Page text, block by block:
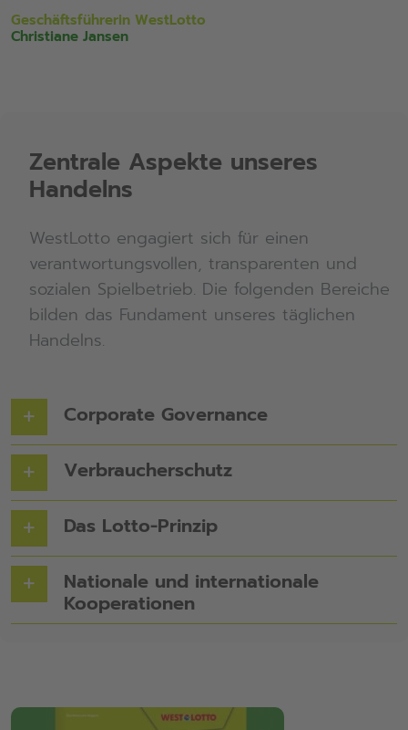
Geschäftsführerin WestLotto
Christiane Jansen
Zentrale Aspekte unseres
Handelns
WestLotto engagiert sich für einen
verantwortungsvollen, transparenten und
sozialen Spielbetrieb. Die folgenden Bereiche
bilden das Fundament unseres täglichen
Handelns.
Corporate Governance
Verbraucherschutz
Das Lotto-Prinzip
Nationale und internationale
Kooperationen